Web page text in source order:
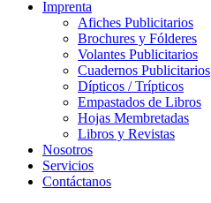
Imprenta
Afiches Publicitarios
Brochures y Fólderes
Volantes Publicitarios
Cuadernos Publicitarios
Dípticos / Trípticos
Empastados de Libros
Hojas Membretadas
Libros y Revistas
Nosotros
Servicios
Contáctanos